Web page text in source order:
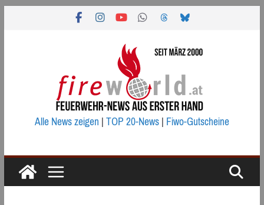
Alle News zeigen|TOP 20-News|Fiwo-Gutscheine